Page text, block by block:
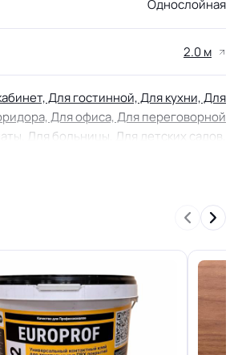
Однослойная
2.0 м
Для гостинной, Для кухни, Для
Для офиса, Для переговорной
Для больницы, Для детских садов,
по ФЗ 123 от 22.07.2008г, где В2, Д2, Т2,
Группа F